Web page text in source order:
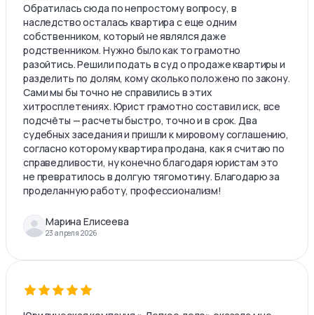
Обратилась сюда по непростому вопросу, в
наследство осталась квартира с еще одним
собственником, который не являлся даже
родственником. Нужно было как то грамотно
разойтись. Решили подать в суд о продаже квартиры и
разделить по долям, кому сколько положено по закону.
Сами мы бы точно не справились в этих
хитросплетениях. Юрист грамотно составил иск, все
подсчёты — расчеты быстро, точно и в срок. Два
судебных заседания и пришли к мировому соглашению,
согласно которому квартира продана, как я считаю по
справедливости, ну конечно благодаря юристам это
не превратилось в долгую тягомотину. Благодарю за
проделанную работу, профессионализм!
Марина Елисеева
23 апреля 2026